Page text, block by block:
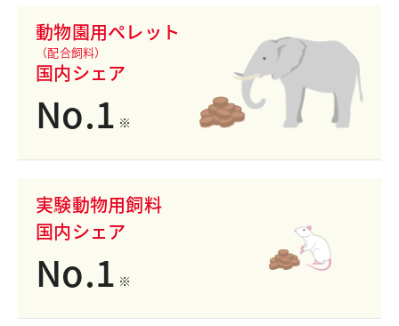
動物園用ペレット
（配合飼料）
国内シェア
No.1 ※
実験動物用飼料
国内シェア
No.1 ※